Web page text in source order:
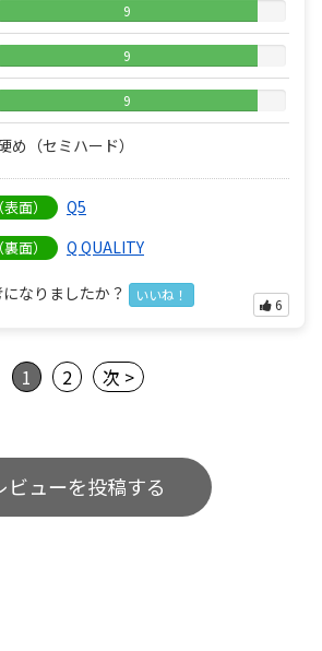
9
9
9
め（セミハード）
面） Q5
面） Q QUALITY
なりましたか？ いいね！
6
1 2 次 >
ビューを投稿する